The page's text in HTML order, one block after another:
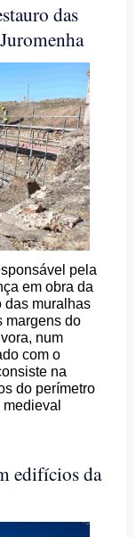
das
pela
em obra da
das muralhas
margens do
num
com o
na
do perímetro
edifícios da